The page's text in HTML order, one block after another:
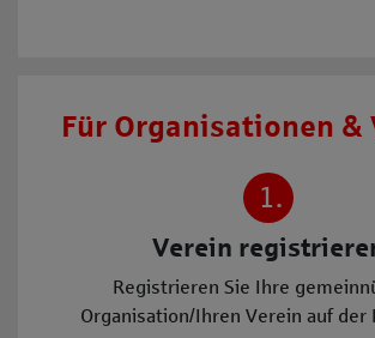
Für Organisationen &
1.
Verein
Registrieren Sie Ihre
Organisation/Ihren Verein auf der